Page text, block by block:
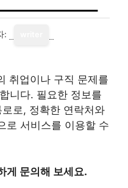
:
취업이나 구직 문제를
니다. 필요한 정보를
로, 정확한 연락처와
로 서비스를 이용할 수
게 문의해 보세요.